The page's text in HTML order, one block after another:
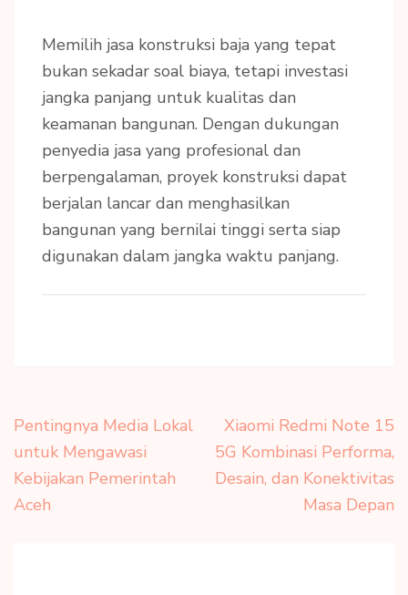
Memilih jasa konstruksi baja yang tepat
bukan sekadar soal biaya, tetapi investasi
jangka panjang untuk kualitas dan
keamanan bangunan. Dengan dukungan
penyedia jasa yang profesional dan
berpengalaman, proyek konstruksi dapat
berjalan lancar dan menghasilkan
bangunan yang bernilai tinggi serta siap
digunakan dalam jangka waktu panjang.
Navigasi
pos
Pentingnya Media Lokal
untuk Mengawasi
Kebijakan Pemerintah
Aceh
Xiaomi Redmi Note 15
5G Kombinasi Performa,
Desain, dan Konektivitas
Masa Depan